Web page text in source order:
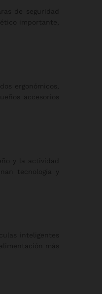
de seguridad
importante,
ergonómicos,
accesorios